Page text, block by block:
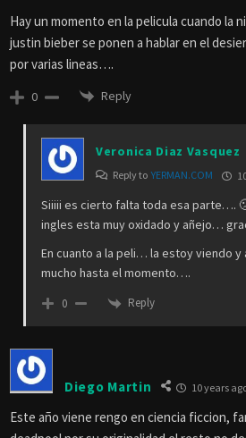
Hay un momento en la pelicula cuando la
justin bieber se ponen a hablar en el
por varias lineas….
0 Reply
Veronica Diaz Vasquez
Reply toYERMAN.COM
Siiiii es cierto falta toda esa parte….
ingles esta muy oxidado y añejo…
En cuanto a la peli… la estoy viendo y
mucho hasta el momento….
0 Reply
Diego Martin 10 years
Este año viene rengo en ciencia ficcion,